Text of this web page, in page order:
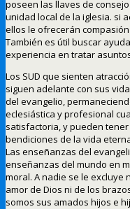
poseen las llaves de
unidad local de la iglesia. si
ellos le ofrecerán
También es útil buscar
experiencia en tratar
Los SUD que sienten
siguen adelante con sus
del evangelio,
eclesiástica y profesional
satisfactoria, y pueden
bendiciones de la vida
Las enseñanzas del
enseñanzas del mundo en
moral. A nadie se le excluye
amor de Dios ni de los
somos sus amados hijos e